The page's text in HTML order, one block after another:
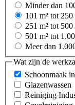
Minder dan
101 m² tot 250
251 m² tot 500
501 m² tot
Meer dan
Wat zijn de
Schoonmaak
Glazenwassen
Reiniging